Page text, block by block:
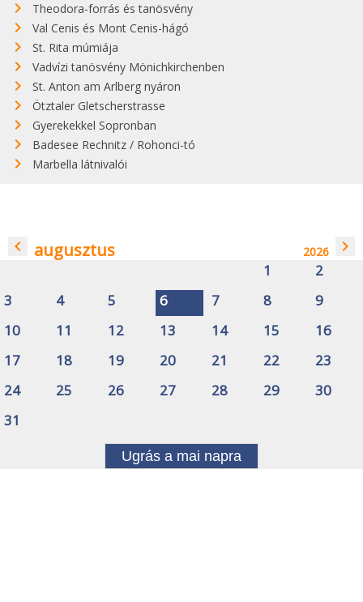
Theodora-forrás és tanösvény
Val Cenis és Mont Cenis-hágó
St. Rita múmiája
Vadvízi tanösvény Mönichkirchenben
St. Anton am Arlberg nyáron
Ötztaler Gletscherstrasse
Gyerekekkel Sopronban
Badesee Rechnitz / Rohonci-tó
Marbella látnivalói
navigate_before augusztus 2026 navigate_next
1
2
3
4 5 6 7 8
9
10
11 12 13 14 15
16
17
18 19 20 21 22
23
24
25 26 27 28 29
30
31
Ugrás a mai napra